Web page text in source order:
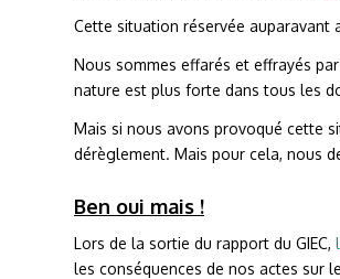
Cette situation réservée auparavant
Nous sommes effarés et effrayés
nature est plus forte dans tous les
Mais si nous avons provoqué cette
dérèglement. Mais pour cela, nous
Ben oui mais !
Lors de la sortie du rapport du GIEC,
les conséquences de nos actes sur